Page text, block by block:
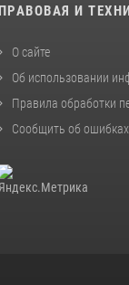
ПРАВОВАЯ И
О сайте
Об использовании
Правила обработки
Сообщить об ошибках